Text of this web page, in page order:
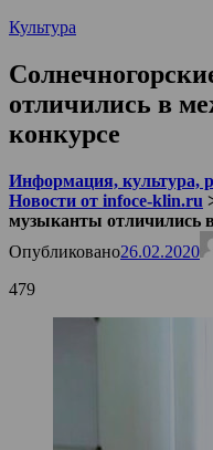
Культура
отличились в
конкурсе
Информация, культура,
Новости от infoce-klin.ru
музыканты отличились
Опубликовано26.02.2020
479